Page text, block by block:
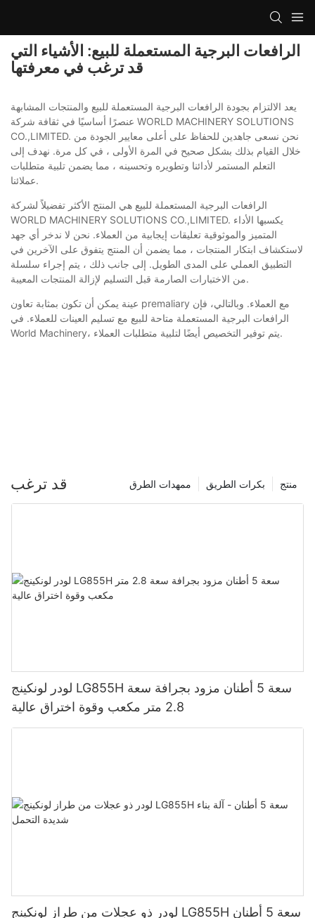
الرافعات البرجية المستعملة للبيع: الأشياء التي
قد ترغب في معرفتها
يعد الالتزام بجودة الرافعات البرجية المستعملة للبيع والمنتجات المشابهة
عنصرًا أساسيًا في ثقافة شركة WORLD MACHINERY SOLUTIONS
CO.,LIMITED. نحن نسعى جاهدين للحفاظ على أعلى معايير الجودة من
خلال القيام بذلك بشكل صحيح في المرة الأولى ، في كل مرة. نهدف إلى
التعلم المستمر لأدائنا وتطويره وتحسينه ، مما يضمن تلبية متطلبات
عملائنا.
الرافعات البرجية المستعملة للبيع هي المنتج الأكثر تفضيلاً لشركة
WORLD MACHINERY SOLUTIONS CO.,LIMITED. يكسبها الأداء
المتميز والموثوقية تعليقات إيجابية من العملاء. نحن لا ندخر أي جهد
لاستكشاف ابتكار المنتجات ، مما يضمن أن المنتج يتفوق على الآخرين في
التطبيق العملي على المدى الطويل. إلى جانب ذلك ، يتم إجراء سلسلة
من الاختبارات الصارمة قبل التسليم لإزالة المنتجات المعيبة.
عينة يمكن أن تكون بمثابة تعاون premaliary مع العملاء. وبالتالي، فإن
الرافعات البرجية المستعملة متاحة للبيع مع تسليم العينات للعملاء. في
World Machinery، يتم توفير التخصيص أيضًا لتلبية متطلبات العملاء.
قد ترغب منتج بكرات الطريق ممهدات الطرق
لودر لونكينج LG855H سعة 5 أطنان مزود بجرافة سعة
2.8 متر مكعب وقوة اختراق عالية
لودر ذو عجلات من طراز لونكينج LG855H سعة 5 أطنان